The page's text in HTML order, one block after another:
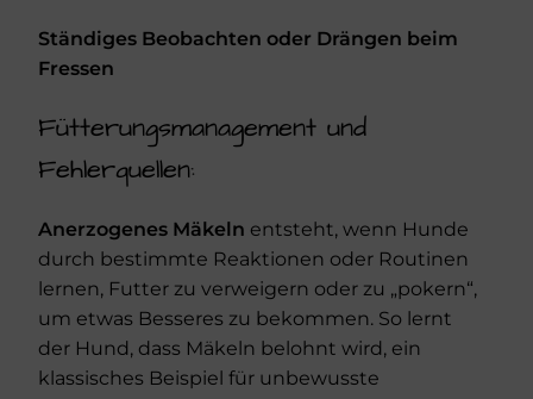
Ständiges Beobachten oder Drängen beim
Fressen
Fütterungsmanagement und
Fehlerquellen:
Anerzogenes Mäkeln entsteht, wenn Hunde
durch bestimmte Reaktionen oder Routinen
lernen, Futter zu verweigern oder zu „pokern“,
um etwas Besseres zu bekommen. So lernt
der Hund, dass Mäkeln belohnt wird, ein
klassisches Beispiel für unbewusste